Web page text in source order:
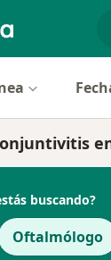
buscando?
Oftalmólogo